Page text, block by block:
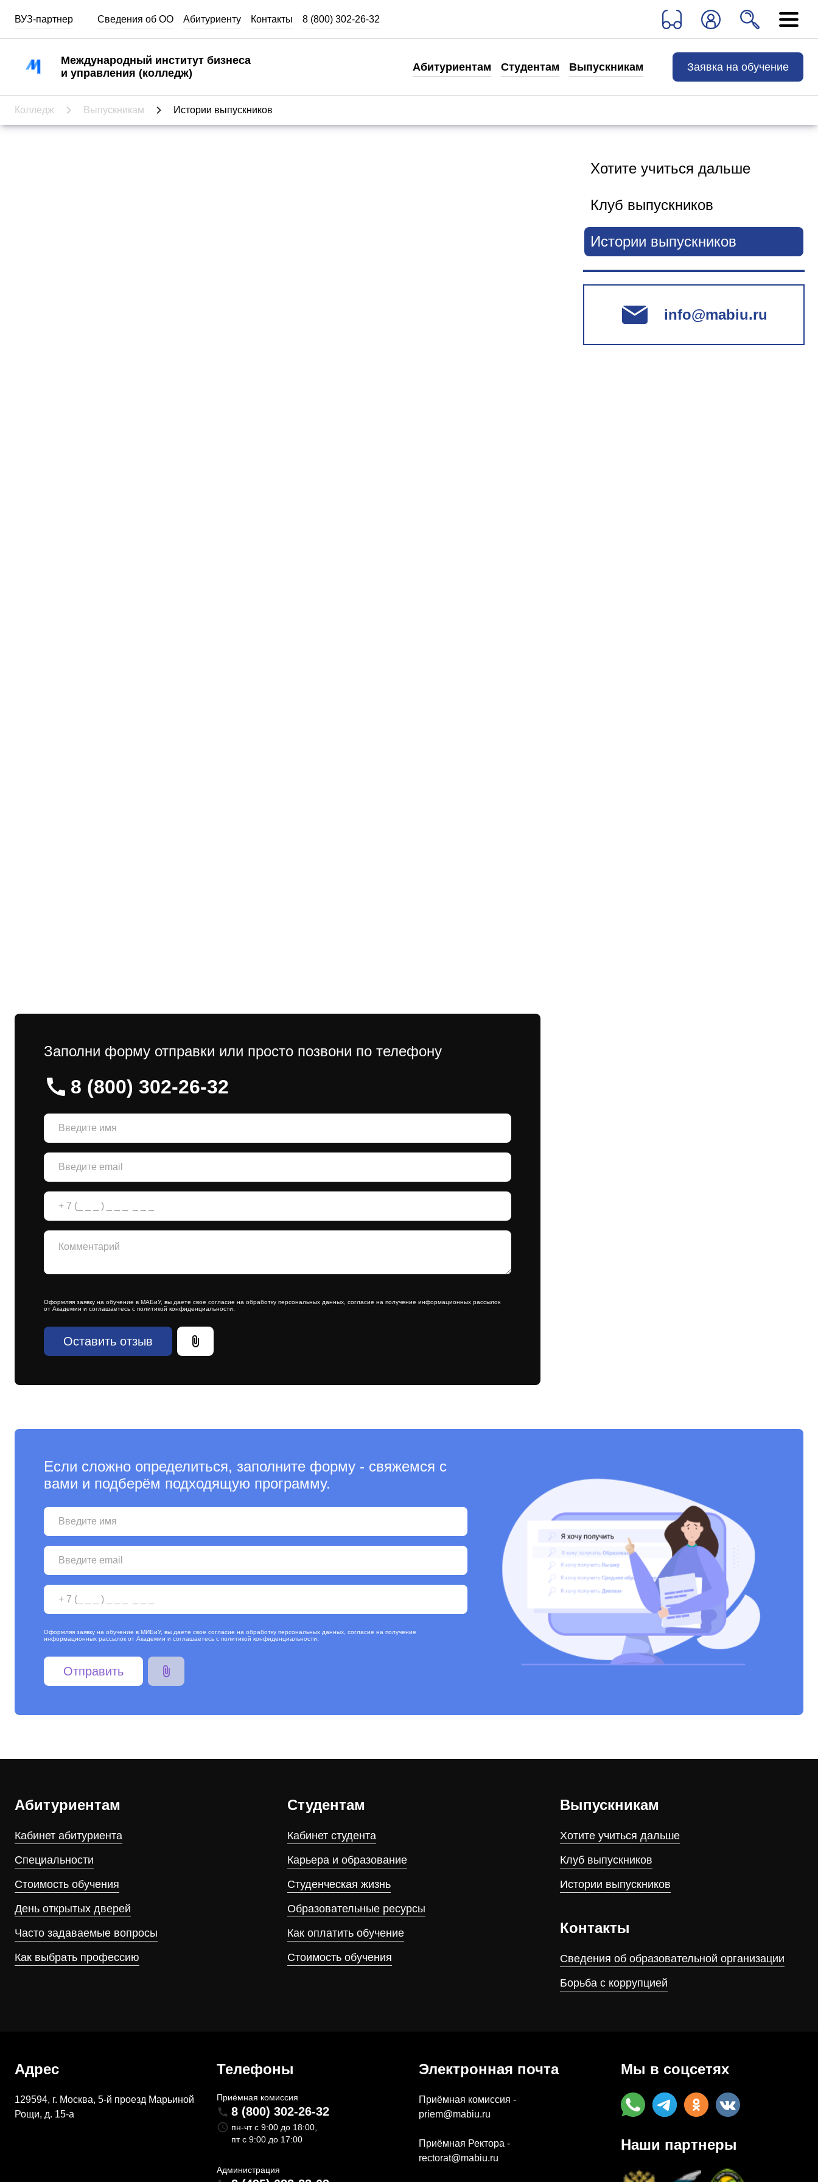
ВУЗ-партнер Сведения об ОО Абитуриенту Контакты 8 (800) 302-26-32
Международный институт бизнеса
и управления (колледж)
Абитуриентам Студентам Выпускникам Заявка на обучение
Кабинет абитуриента
Стоимость обучения
Студенческая жизнь
Хотите учиться дальше
Истории выпускников
Контакты
Сведения об образовательной организации
Заявка на обучение
Колледж Выпускникам Истории выпускников
Хотите учиться дальше
Клуб выпускников
Истории выпускников
info@mabiu.ru
Заполни форму отправки или просто позвони по телефону
8 (800) 302-26-32
Оформляя заявку на обучение в МАБиУ, вы даете свое согласие на обработку персональных данных, согласие на получение информационных рассылок
от Академии и соглашаетесь с политикой конфиденциальности
Если сложно определиться, заполните форму - свяжемся с
вами и подберём подходящую программу.
Оформляя заявку на обучение в МИБиУ, вы даете свое согласие на обработку персональных данных, согласие на получение
информационных рассылок от Академии и соглашаетесь с политикой конфиденциальности
Абитуриентам
Кабинет абитуриента
Специальности
Стоимость обучения
День открытых дверей
Часто задаваемые вопросы
Как выбрать профессию
Студентам
Кабинет студента
Карьера и образование
Студенческая жизнь
Образовательные ресурсы
Как оплатить обучение
Стоимость обучения
Выпускникам
Хотите учиться дальше
Клуб выпускников
Истории выпускников
Контакты
Сведения об образовательной организации
Борьба с коррупцией
Адрес
129594, г. Москва, 5-й проезд Марьиной
Рощи, д. 15-а
Телефоны
Приёмная комиссия
8 (800) 302-26-32
пн-чт с 9:00 до 18:00,
пт с 9:00 до 17:00
Администрация
Электронная почта
Приёмная комиссия -
priem@mabiu.ru
Приёмная Ректора -
rectorat@mabiu.ru
Мы в соцсетях
Наши партнеры